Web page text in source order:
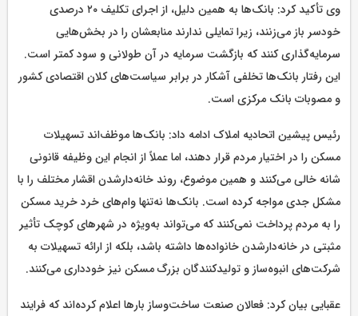
وی تأکید کرد: بانک‌ها به همین دلیل، از اجرای تکلیف ۲۰ درصدی
خودسر باز می‌زنند، زیرا تمایلی ندارند منابعشان را در بخش‌هایی
سرمایه‌گذاری کنند که بازگشت سرمایه در آن طولانی و سود کمتر است.
این رفتار بانک‌ها تخلفی آشکار در برابر سیاست‌های کلان اقتصادی کشور
و مصوبات بانک مرکزی است.
رئیس پیشین اتحادیه املاک ادامه داد: بانک‌ها موظف‌اند تسهیلات
مسکن را در اختیار مردم قرار دهند، اما عملاً از انجام این وظیفه قانونی
شانه خالی می‌کنند و همین موضوع، روند خانه‌دارشدن اقشار مختلف را با
مشکل جدی مواجه کرده است. بانک‌ها نه‌تنها وام‌های خرد خرید مسکن
را به مردم پرداخت نمی‌کنند که می‌تواند به‌ویژه در شهرهای کوچک تأثیر
مثبتی در خانه‌دارشدن خانواده‌ها داشته باشد، بلکه از ارائه تسهیلات به
شرکت‌های انبوه‌ساز و تولیدکنندگان بزرگ مسکن نیز خودداری می‌کنند.
عقبایی بیان کرد: فعالان صنعت ساخت‌وساز بارها اعلام کرده‌اند که فرایند